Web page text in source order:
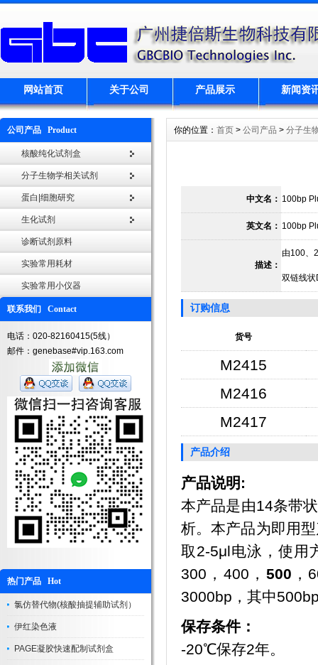
网站首页 关于公司 产品展示 新闻资
公司产品 Product
核酸纯化试剂盒
分子生物学相关试剂
蛋白|细胞研究
生化试剂
诊断试剂原料
实验常用耗材
实验常用小仪器
联系我们 Contact
电话：020-82160415(5线）
邮件：genebase#vip.163.com
热门产品 Hot
氯仿替代物(核酸抽提辅助试剂）
伊红染色液
PAGE凝胶快速配制试剂盒
你的位置： 首页 > 公司产品 > 分子生
中文名： 100bp
英文名： 100bp
描述：
由100、
双链线
订购信息
货号
M2415
M2416
M2417
产品介绍
产品说明:
本产品是由14条带
析。本产品为即用
取 2-5μl电泳，使用
300 ， 400 ， 500 ，
3000bp ，其中
保存条件：
-20℃保存2年。